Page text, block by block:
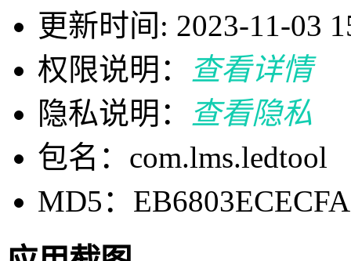
更新时间: 2023-11-03
权限说明：
查看详情
隐私说明：
查看隐私
包名：com.lms.ledtool
MD5：